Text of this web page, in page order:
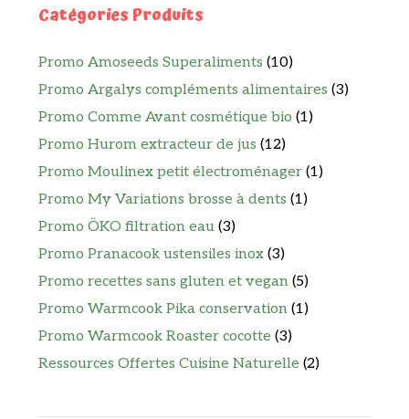
Catégories Produits
Promo Amoseeds Superaliments (10)
Promo Argalys compléments alimentaires (3)
Promo Comme Avant cosmétique bio (1)
Promo Hurom extracteur de jus (12)
Promo Moulinex petit électroménager (1)
Promo My Variations brosse à dents (1)
Promo ÖKO filtration eau (3)
Promo Pranacook ustensiles inox (3)
Promo recettes sans gluten et vegan (5)
Promo Warmcook Pika conservation (1)
Promo Warmcook Roaster cocotte (3)
Ressources Offertes Cuisine Naturelle (2)